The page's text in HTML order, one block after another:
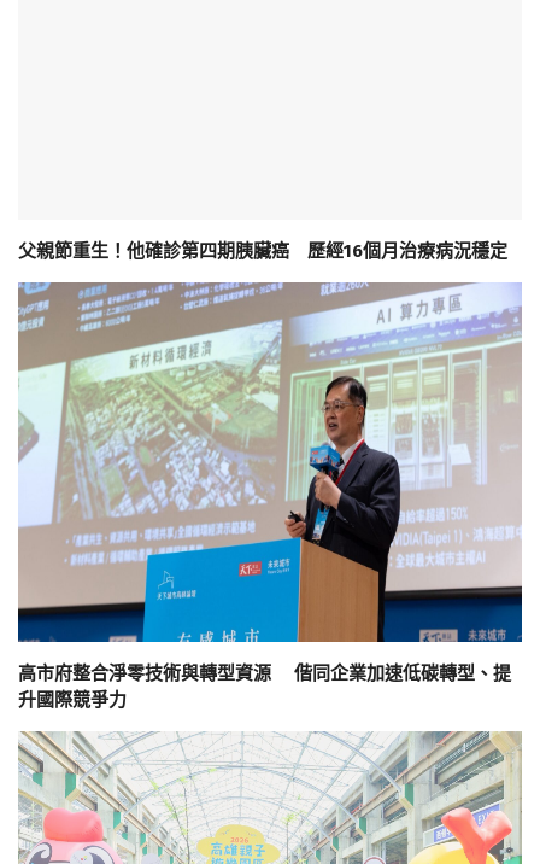
父親節重生！他確診第四期胰臟癌 歷經16個月治療病況穩定
高市府整合淨零技術與轉型資源 偕同企業加速低碳轉型、提
升國際競爭力